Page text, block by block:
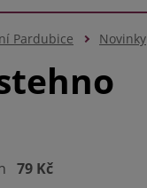
Pardubice Novinky
79 Kč